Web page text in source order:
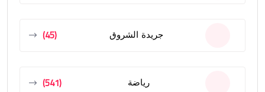
جريدة الشروق (45)
رياضة (541)